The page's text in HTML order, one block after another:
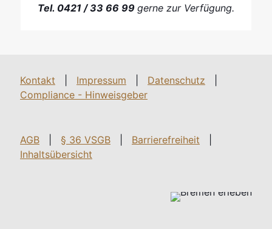
Tel. 0421 / 33 66 99 gerne zur Verfügung.
Kontakt Impressum Datenschutz
Compliance - Hinweisgeber
AGB § 36 VSGB Barrierefreiheit
Inhaltsübersicht